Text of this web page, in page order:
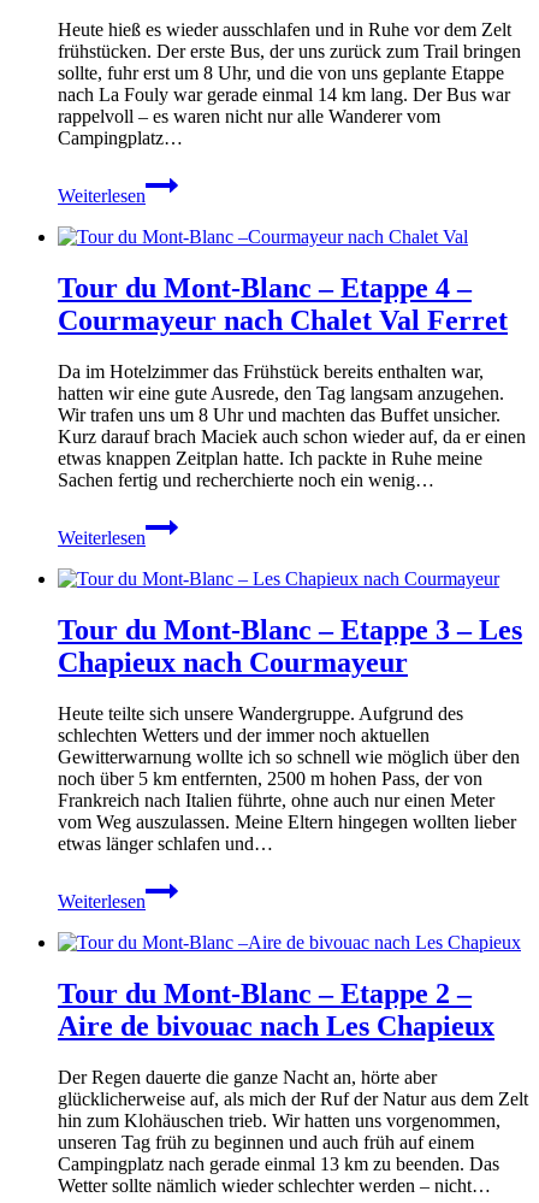
Fouly
nach
Col
de
la
Forclaz
Heute hieß es wieder ausschlafen und in Ruhe vor dem Zelt
frühstücken. Der erste Bus, der uns zurück zum Trail bringen
sollte, fuhr erst um 8 Uhr, und die von uns geplante Etappe
nach La Fouly war gerade einmal 14 km lang. Der Bus war
rappelvoll – es waren nicht nur alle Wanderer vom
Campingplatz…
Weiterlesen
Tour
du
Blanc
Etappe
5
–
Val
Ferret
nach
La
Fouly
Tour du Mont-Blanc – Etappe 4 –
Courmayeur nach Chalet Val Ferret
Da im Hotelzimmer das Frühstück bereits enthalten war,
hatten wir eine gute Ausrede, den Tag langsam anzugehen.
Wir trafen uns um 8 Uhr und machten das Buffet unsicher.
Kurz darauf brach Maciek auch schon wieder auf, da er einen
etwas knappen Zeitplan hatte. Ich packte in Ruhe meine
Sachen fertig und recherchierte noch ein wenig…
Weiterlesen
Tour
du
Blanc
Etappe
4
–
nach
Chalet
Val
Ferret
Tour du Mont-Blanc – Etappe 3 – Les
Chapieux nach Courmayeur
Heute teilte sich unsere Wandergruppe. Aufgrund des
schlechten Wetters und der immer noch aktuellen
Gewitterwarnung wollte ich so schnell wie möglich über den
noch über 5 km entfernten, 2500 m hohen Pass, der von
Frankreich nach Italien führte, ohne auch nur einen Meter
vom Weg auszulassen. Meine Eltern hingegen wollten lieber
etwas länger schlafen und…
Weiterlesen
Tour
du
Blanc
Etappe
3
–
Chapieux
nach
Courmayeur
Tour du Mont-Blanc – Etappe 2 –
Aire de bivouac nach Les Chapieux
Der Regen dauerte die ganze Nacht an, hörte aber
glücklicherweise auf, als mich der Ruf der Natur aus dem Zelt
hin zum Klohäuschen trieb. Wir hatten uns vorgenommen,
unseren Tag früh zu beginnen und auch früh auf einem
Campingplatz nach gerade einmal 13 km zu beenden. Das
Wetter sollte nämlich wieder schlechter werden – nicht…